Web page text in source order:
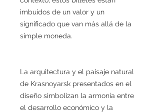
imbuidos de un valor y un
significado que van más allá de la
simple moneda.
La arquitectura y el paisaje natural
de Krasnoyarsk presentados en el
diseño simbolizan la armonía entre
el desarrollo económico y la